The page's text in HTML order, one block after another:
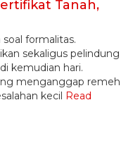
Tanah,
formalitas.
sekaligus pelindung
kemudian hari.
menganggap remeh
kecil
Read